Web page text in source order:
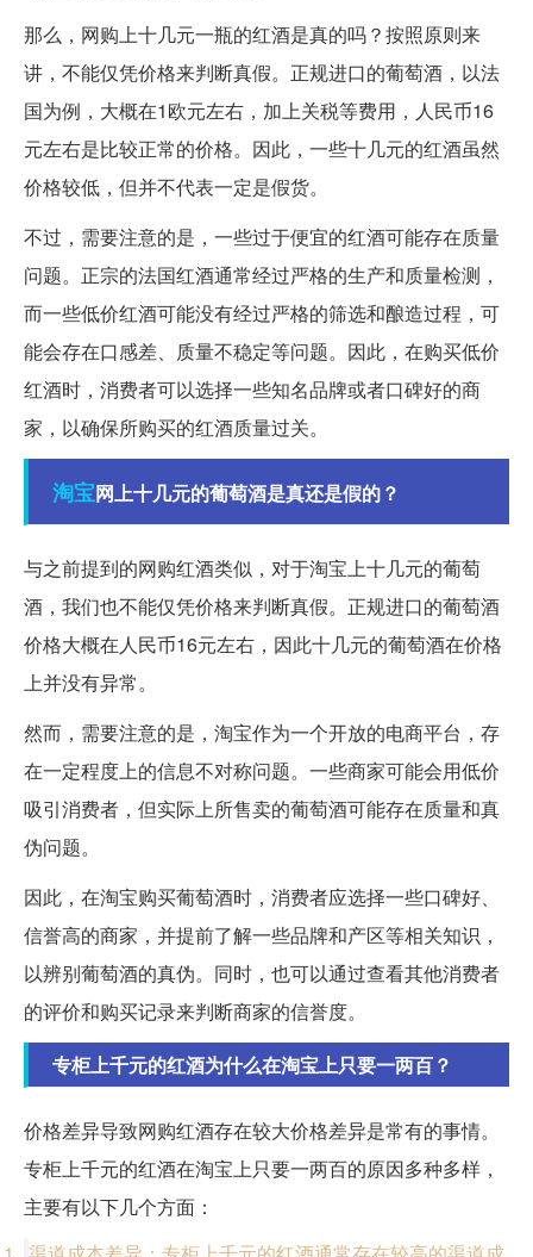
那么，网购上十几元一瓶的红酒是真的吗？按照原则来
讲，不能仅凭价格来判断真假。正规进口的葡萄酒，以法
国为例，大概在1欧元左右，加上关税等费用，人民币16
元左右是比较正常的价格。因此，一些十几元的红酒虽然
价格较低，但并不代表一定是假货。
不过，需要注意的是，一些过于便宜的红酒可能存在质量
问题。正宗的法国红酒通常经过严格的生产和质量检测，
而一些低价红酒可能没有经过严格的筛选和酿造过程，可
能会存在口感差、质量不稳定等问题。因此，在购买低价
红酒时，消费者可以选择一些知名品牌或者口碑好的商
家，以确保所购买的红酒质量过关。
淘宝网上十几元的葡萄酒是真还是假的？
与之前提到的网购红酒类似，对于淘宝上十几元的葡萄
酒，我们也不能仅凭价格来判断真假。正规进口的葡萄酒
价格大概在人民币16元左右，因此十几元的葡萄酒在价格
上并没有异常。
然而，需要注意的是，淘宝作为一个开放的电商平台，存
在一定程度上的信息不对称问题。一些商家可能会用低价
吸引消费者，但实际上所售卖的葡萄酒可能存在质量和真
伪问题。
因此，在淘宝购买葡萄酒时，消费者应选择一些口碑好、
信誉高的商家，并提前了解一些品牌和产区等相关知识，
以辨别葡萄酒的真伪。同时，也可以通过查看其他消费者
的评价和购买记录来判断商家的信誉度。
专柜上千元的红酒为什么在淘宝上只要一两百？
价格差异导致网购红酒存在较大价格差异是常有的事情。
专柜上千元的红酒在淘宝上只要一两百的原因多种多样，
主要有以下几个方面：